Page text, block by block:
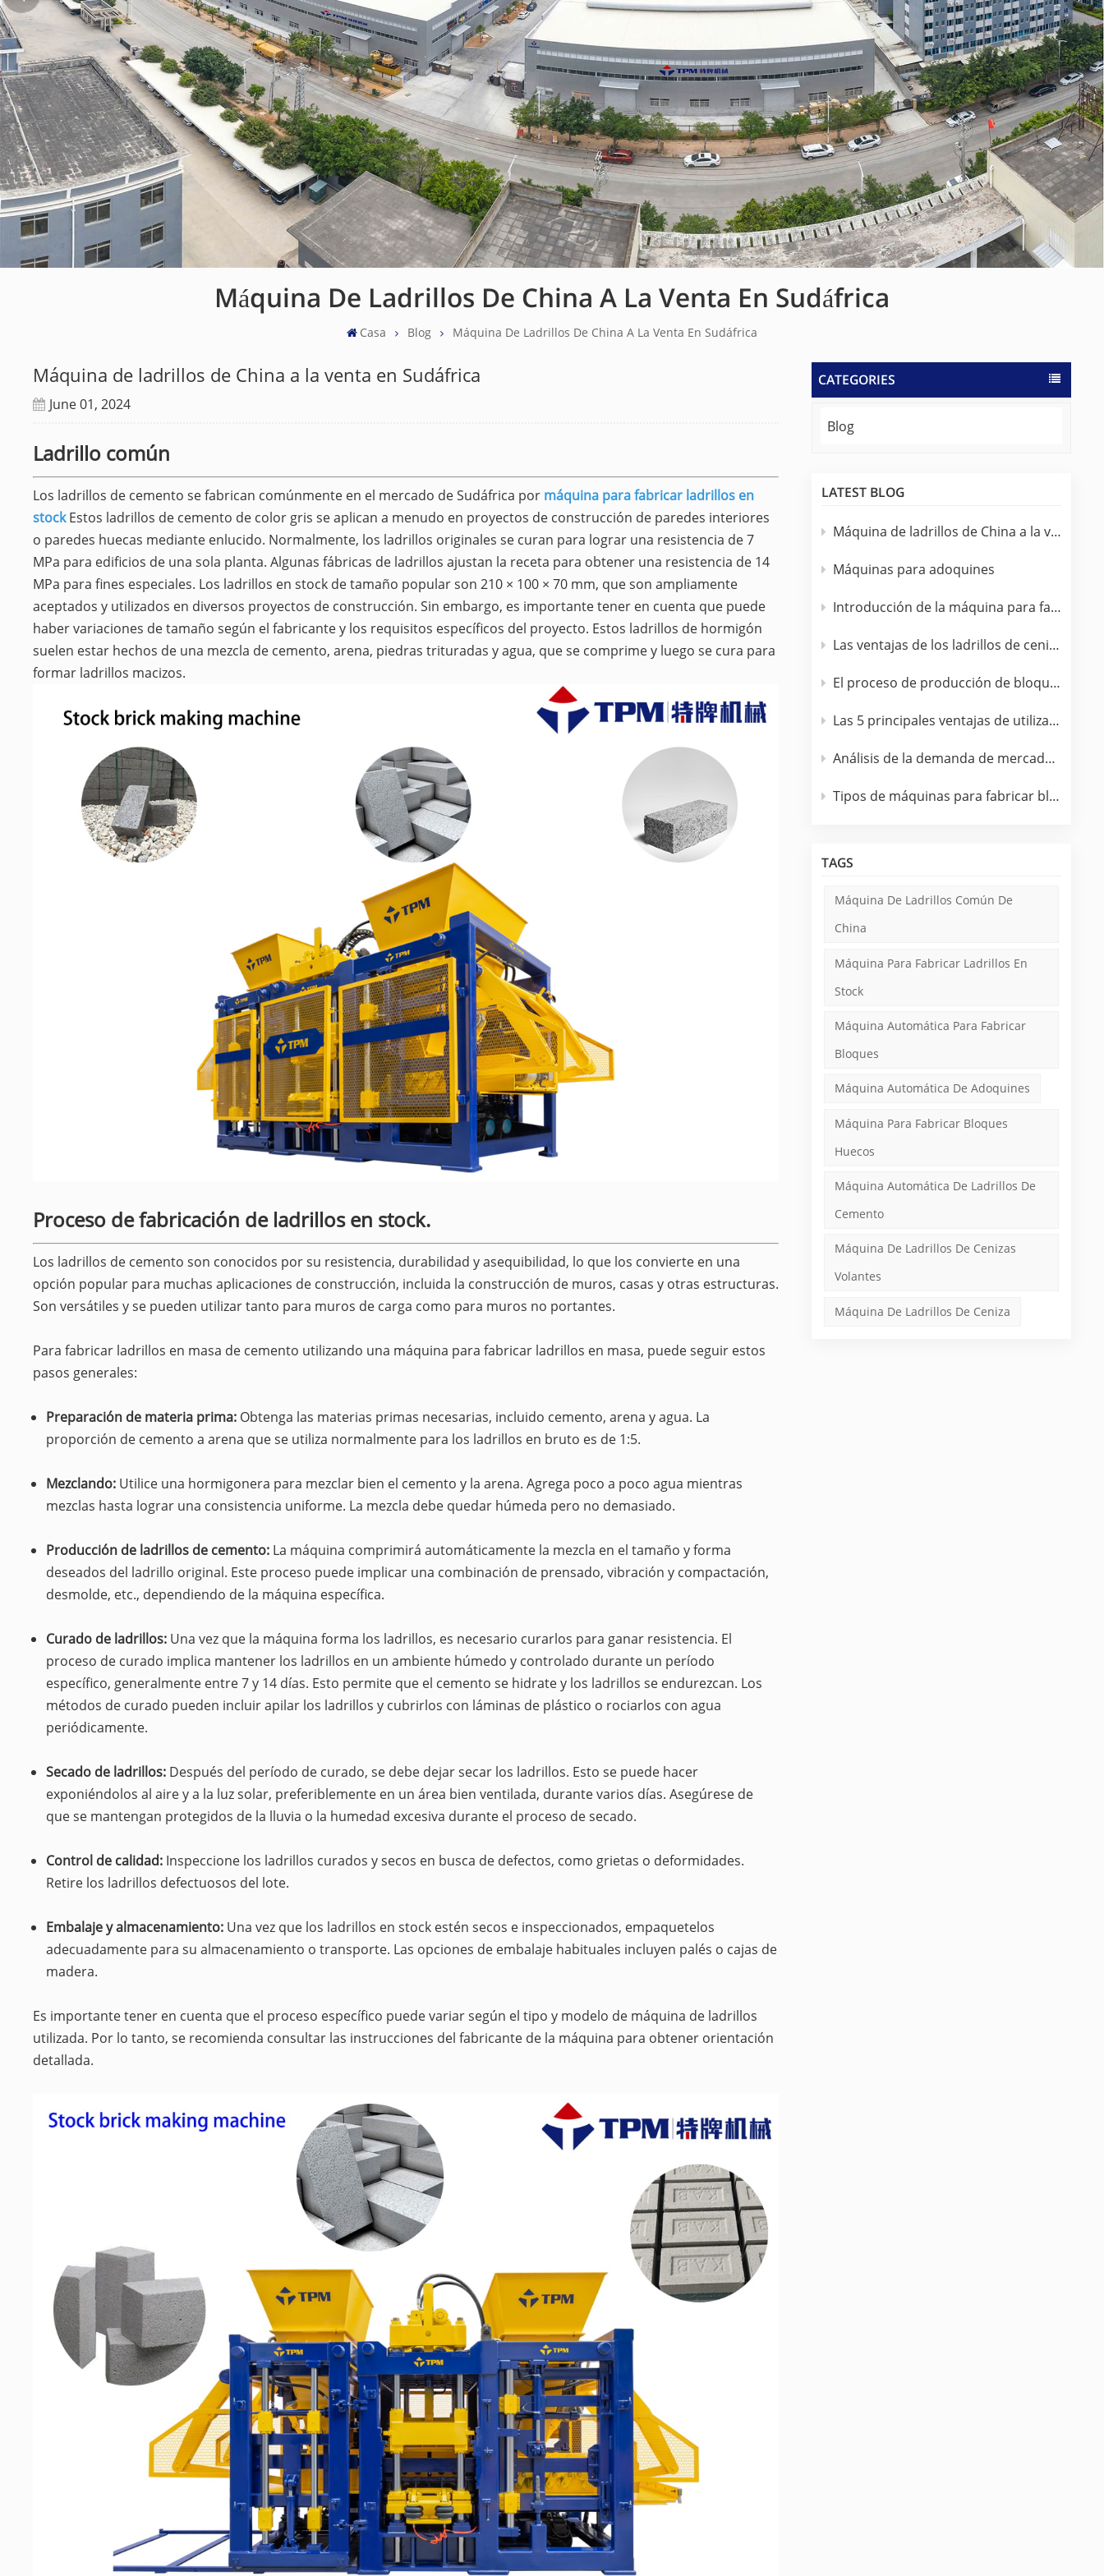
Máquina De Ladrillos De China A La Venta En Sudáfrica
Casa Blog Máquina De Ladrillos De China A La Venta En Sudáfrica
CATEGORIES
Blog
LATEST BLOG
Máquina de ladrillos de China a la venta en Sudáfrica
Máquinas para adoquines
Introducción de la máquina para fabricar ladrillos completamente automática.
Las ventajas de los ladrillos de cenizas volantes sobre los ladrillos de arcilla
El proceso de producción de bloques de hormigón.
Las 5 principales ventajas de utilizar una máquina bloquera de hormigón totalmente automática
Análisis de la demanda de mercado de máquinas para fabricar bloques de hormigón
Tipos de máquinas para fabricar bloques fabricadas por TPM
TAGS
Máquina De Ladrillos Común De
China
Máquina Para Fabricar Ladrillos En
Stock
Máquina Automática Para Fabricar
Bloques
Máquina Automática De Adoquines
Máquina Para Fabricar Bloques
Huecos
Máquina Automática De Ladrillos De
Cemento
Máquina De Ladrillos De Cenizas
Volantes
Máquina De Ladrillos De Ceniza
Máquina de ladrillos de China a la venta en Sudáfrica
June 01, 2024
Ladrillo común
Los ladrillos de cemento se fabrican comúnmente en el mercado de Sudáfrica por máquina para fabricar ladrillos en
stock Estos ladrillos de cemento de color gris se aplican a menudo en proyectos de construcción de paredes interiores
o paredes huecas mediante enlucido. Normalmente, los ladrillos originales se curan para lograr una resistencia de 7
MPa para edificios de una sola planta. Algunas fábricas de ladrillos ajustan la receta para obtener una resistencia de 14
MPa para fines especiales. Los ladrillos en stock de tamaño popular son 210 × 100 × 70 mm, que son ampliamente
aceptados y utilizados en diversos proyectos de construcción. Sin embargo, es importante tener en cuenta que puede
haber variaciones de tamaño según el fabricante y los requisitos específicos del proyecto. Estos ladrillos de hormigón
suelen estar hechos de una mezcla de cemento, arena, piedras trituradas y agua, que se comprime y luego se cura para
formar ladrillos macizos.
Proceso de fabricación de ladrillos en stock.
Los ladrillos de cemento son conocidos por su resistencia, durabilidad y asequibilidad, lo que los convierte en una
opción popular para muchas aplicaciones de construcción, incluida la construcción de muros, casas y otras estructuras.
Son versátiles y se pueden utilizar tanto para muros de carga como para muros no portantes.
Para fabricar ladrillos en masa de cemento utilizando una máquina para fabricar ladrillos en masa, puede seguir estos
pasos generales:
Preparación de materia prima: Obtenga las materias primas necesarias, incluido cemento, arena y agua. La
proporción de cemento a arena que se utiliza normalmente para los ladrillos en bruto es de 1:5.
Mezclando: Utilice una hormigonera para mezclar bien el cemento y la arena. Agrega poco a poco agua mientras
mezclas hasta lograr una consistencia uniforme. La mezcla debe quedar húmeda pero no demasiado.
Producción de ladrillos de cemento: La máquina comprimirá automáticamente la mezcla en el tamaño y forma
deseados del ladrillo original. Este proceso puede implicar una combinación de prensado, vibración y compactación,
desmolde, etc., dependiendo de la máquina específica.
Curado de ladrillos: Una vez que la máquina forma los ladrillos, es necesario curarlos para ganar resistencia. El
proceso de curado implica mantener los ladrillos en un ambiente húmedo y controlado durante un período
específico, generalmente entre 7 y 14 días. Esto permite que el cemento se hidrate y los ladrillos se endurezcan. Los
métodos de curado pueden incluir apilar los ladrillos y cubrirlos con láminas de plástico o rociarlos con agua
periódicamente.
Secado de ladrillos: Después del período de curado, se debe dejar secar los ladrillos. Esto se puede hacer
exponiéndolos al aire y a la luz solar, preferiblemente en un área bien ventilada, durante varios días. Asegúrese de
que se mantengan protegidos de la lluvia o la humedad excesiva durante el proceso de secado.
Control de calidad: Inspeccione los ladrillos curados y secos en busca de defectos, como grietas o deformidades.
Retire los ladrillos defectuosos del lote.
Embalaje y almacenamiento: Una vez que los ladrillos en stock estén secos e inspeccionados, empaquetelos
adecuadamente para su almacenamiento o transporte. Las opciones de embalaje habituales incluyen palés o cajas de
madera.
Es importante tener en cuenta que el proceso específico puede variar según el tipo y modelo de máquina de ladrillos
utilizada. Por lo tanto, se recomienda consultar las instrucciones del fabricante de la máquina para obtener orientación
detallada.